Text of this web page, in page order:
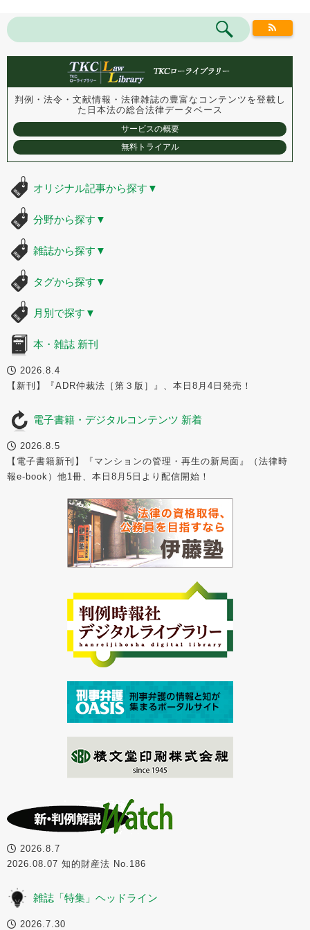
判例・法令・文献情報・法律雑誌の豊富なコンテンツを登載し
た 日本法の総合法律データベース
サービスの概要
無料トライアル
オリジナル記事から探す ▼
分野から探す ▼
雑誌から探す ▼
タグから探す ▼
月別で探す ▼
本・雑誌 新刊
2026.8.4
【新刊】『ADR仲裁法［第３版］』、本日8月4日発売！
電子書籍・デジタルコンテンツ 新着
2026.8.5
【電子書籍新刊】『マンションの管理・再生の新局面』（法律時
報e-book）他1冊、本日8月5日より配信開始！
2026.8.7
2026.08.07 知的財産法 No.186
雑誌「特集」ヘッドライン
2026.7.30